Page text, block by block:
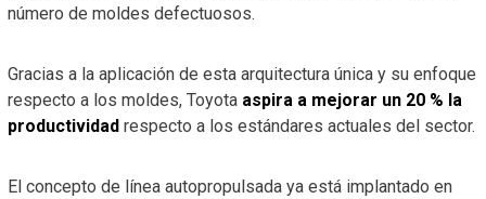
número de moldes defectuosos.
Gracias a la aplicación de esta arquitectura única y su enfoque
respecto a los moldes, Toyota aspira a mejorar un 20 % la
productividad respecto a los estándares actuales del sector.
El concepto de línea autopropulsada ya está implantado en